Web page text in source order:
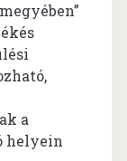
a
helyein